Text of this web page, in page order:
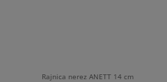
Rajnica nerez ANETT 14 cm